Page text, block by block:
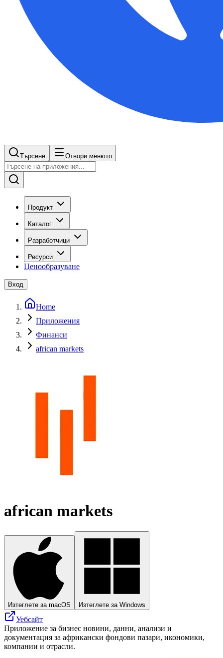
Търсене Отвори менюто
Продукт
Каталог
Разработчици
Ресурси
Ценообразуване
Вход
Home
Приложения
Финанси
african markets
african markets
Изтеглете за macOS Изтеглете за Windows
Уебсайт
Приложение за бизнес новини, данни, анализи и
документация за африкански фондови пазари, икономики,
компании и отрасли.